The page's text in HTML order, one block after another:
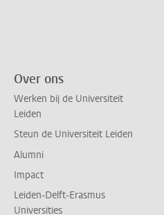
Over ons
Werken bij de Universiteit
Leiden
Steun de Universiteit Leiden
Alumni
Impact
Leiden-Delft-Erasmus
Universities